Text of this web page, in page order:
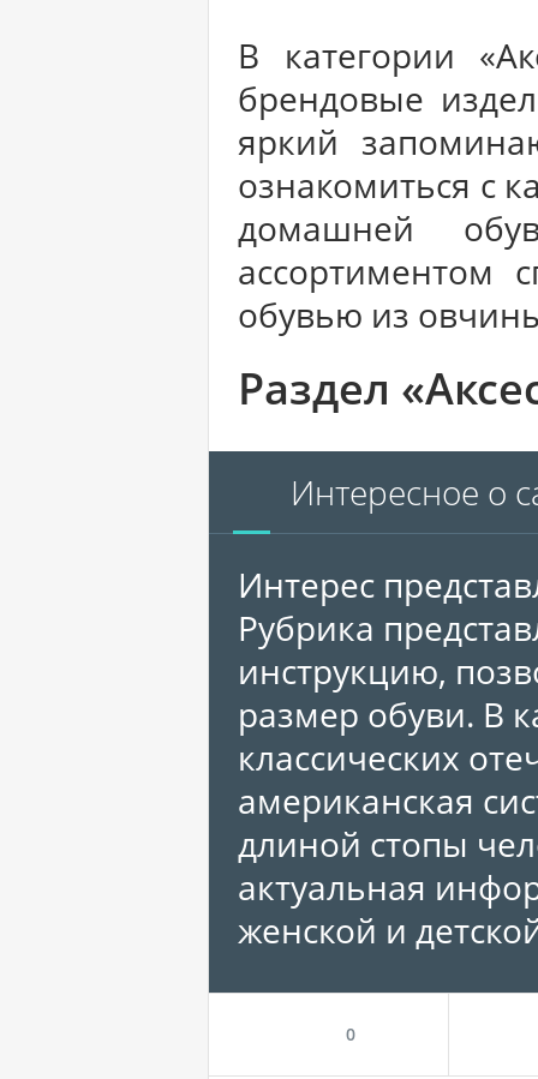
В категории
брендовые
яркий
ознакомиться с
домашней
ассортиментом
обувью из
Раздел
Интересное о
Интерес
Рубрика
инструкцию,
размер обуви. В
классических
американская
длиной стопы
актуальная
женской и
0